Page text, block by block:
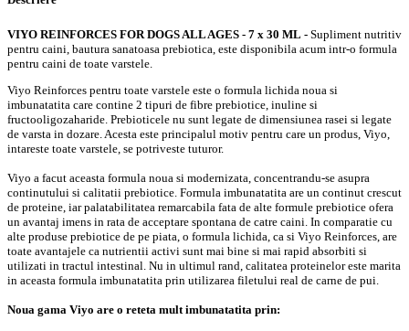
VIYO REINFORCES FOR DOGS ALL AGES - 7 x 30 ML - Supliment nutritiv
pentru caini, bautura sanatoasa prebiotica, este disponibila acum intr-o formula
pentru caini de toate varstele.
Viyo Reinforces pentru toate varstele este o formula lichida noua si
imbunatatita care contine 2 tipuri de fibre prebiotice, inuline si
fructooligozaharide. Prebioticele nu sunt legate de dimensiunea rasei si legate
de varsta in dozare. Acesta este principalul motiv pentru care un produs, Viyo,
intareste toate varstele, se potriveste tuturor.
Viyo a facut aceasta formula noua si modernizata, concentrandu-se asupra
continutului si calitatii prebiotice. Formula imbunatatita are un continut crescut
de proteine, iar palatabilitatea remarcabila fata de alte formule prebiotice ofera
un avantaj imens in rata de acceptare spontana de catre caini. In comparatie cu
alte produse prebiotice de pe piata, o formula lichida, ca si Viyo Reinforces, are
toate avantajele ca nutrientii activi sunt mai bine si mai rapid absorbiti si
utilizati in tractul intestinal. Nu in ultimul rand, calitatea proteinelor este marita
in aceasta formula imbunatatita prin utilizarea filetului real de carne de pui.
Noua gama Viyo are o reteta mult imbunatatita prin: